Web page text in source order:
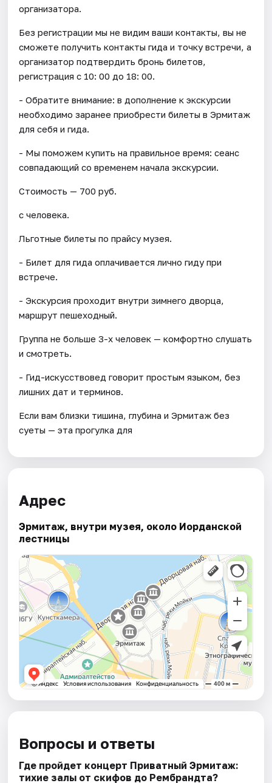
организатора.
Без регистрации мы не видим ваши контакты, вы не
сможете получить контакты гида и точку встречи, а
организатор подтвердить бронь билетов,
регистрация с 10: 00 до 18: 00.
- Обратите внимание: в дополнение к экскурсии
необходимо заранее приобрести билеты в Эрмитаж
для себя и гида.
- Мы поможем купить на правильное время: сеанс
совпадающий со временем начала экскурсии.
Стоимость — 700 руб.
с человека.
Льготные билеты по прайсу музея.
- Билет для гида оплачивается лично гиду при
встрече.
- Экскурсия проходит внутри зимнего дворца,
маршрут пешеходный.
Группа не больше 3-х человек — комфортно слушать
и смотреть.
- Гид-искусствовед говорит простым языком, без
лишних дат и терминов.
Если вам близки тишина, глубина и Эрмитаж без
суеты — эта прогулка для
Адрес
Эрмитаж, внутри музея, около Иорданской
лестницы
Вопросы и ответы
Где пройдет концерт Приватный Эрмитаж:
тихие залы от скифов до Рембрандта?